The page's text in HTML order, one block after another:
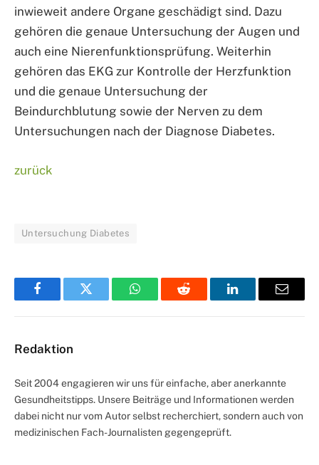
inwieweit andere Organe geschädigt sind. Dazu
gehören die genaue Untersuchung der Augen und
auch eine Nierenfunktionsprüfung. Weiterhin
gehören das EKG zur Kontrolle der Herzfunktion
und die genaue Untersuchung der
Beindurchblutung sowie der Nerven zu dem
Untersuchungen nach der Diagnose Diabetes.
zurück
Untersuchung Diabetes
FacebookTwitter WhatsAppReddit LinkedInEmail
Redaktion
Seit 2004 engagieren wir uns für einfache, aber anerkannte
Gesundheitstipps. Unsere Beiträge und Informationen werden
dabei nicht nur vom Autor selbst recherchiert, sondern auch von
medizinischen Fach-Journalisten gegengeprüft.